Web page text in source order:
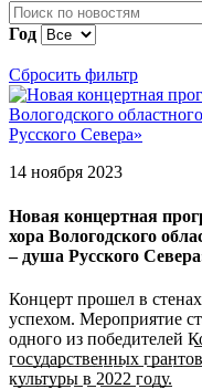
Год
Сбросить фильтр
14 ноября 2023
Новая концертная
хора Вологодского
– душа Русского
Концерт прошел в
успехом. Мероприятие
одного из победителей
г̲о̲с̲у̲д̲а̲р̲с̲т̲в̲е̲н̲н̲ы̲х̲
к̲у̲л̲ь̲т̲у̲р̲ы̲ в̲ 2̲0̲2̲2̲ г̲о̲д̲у̲.